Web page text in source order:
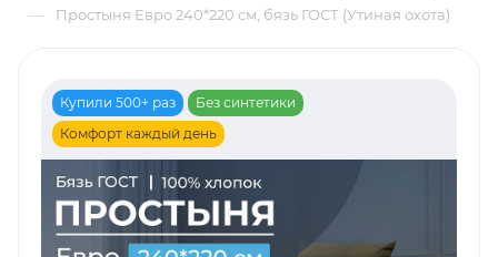
— Простыня Евро 240*220 см, бязь ГОСТ (Утиная охота)
Купили 500+ раз
Без синтетики
Комфорт каждый день